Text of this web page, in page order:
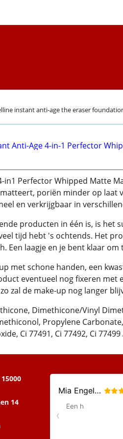
instant anti-age the eraser
Perfector Whipped Matte
poriën minder op laat
en verkrijgbaar in
producten in één is, is het
tijd hebt 's ochtends. Het
Een laagje en je bent klaar om
met schone handen, een
eventueel nog fixeren
zal de make-up nog langer
Dimethicone/Vinyl
Propylene
Ci 77491, Ci 77492, Ci
14